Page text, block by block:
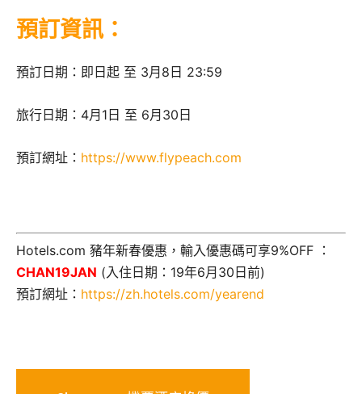
預訂資訊：
預訂日期：即日起 至 3月8日 23:59
旅行日期：4月1日 至 6月30日
預訂網址： https://www.flypeach.com
Hotels.com 豬年新春優惠，輸入優惠碼可享9%OFF ：
CHAN19JAN (入住日期：19年6月30日前)
預訂網址： https://zh.hotels.com/yearend